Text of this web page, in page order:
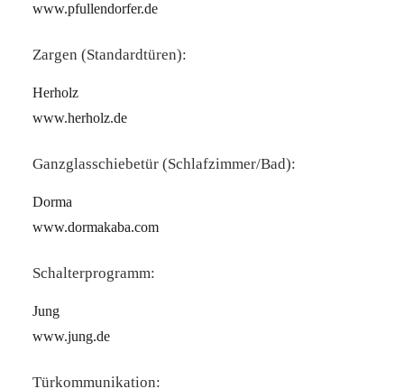
www.pfullendorfer.de
Zargen (Standardtüren):
Herholz
www.herholz.de
Ganzglasschiebetür (Schlafzimmer/Bad):
Dorma
www.dormakaba.com
Schalterprogramm:
Jung
www.jung.de
Türkommunikation: